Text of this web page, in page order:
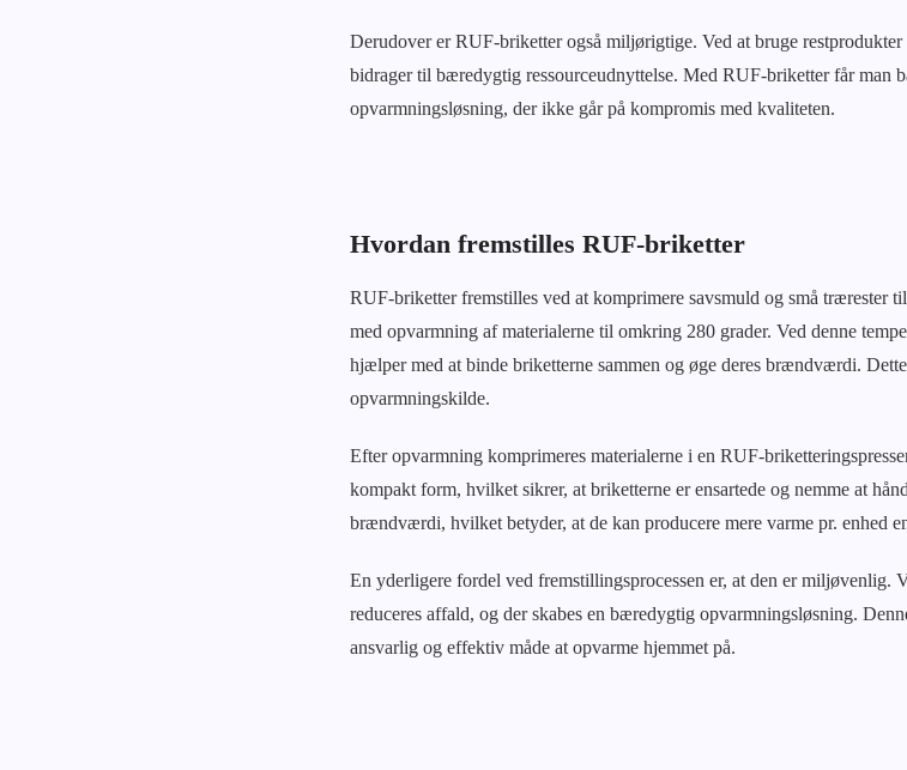
Derudover er RUF-briketter også miljørigtige. Ved at bruge
bidrager til bæredygtig ressourceudnyttelse. Med RUF-briketter får man
opvarmningsløsning, der ikke går på kompromis med kvaliteten.
Hvordan fremstilles RUF-briketter
RUF-briketter fremstilles ved at komprimere savsmuld og små trærester
med opvarmning af materialerne til omkring 280 grader. Ved denne
hjælper med at binde briketterne sammen og øge deres brændværdi.
opvarmningskilde.
Efter opvarmning komprimeres materialerne i en RUF-
kompakt form, hvilket sikrer, at briketterne er ensartede og nemme at
brændværdi, hvilket betyder, at de kan producere mere varme pr. enhed
En yderligere fordel ved fremstillingsprocessen er, at den er miljøvenlig.
reduceres affald, og der skabes en bæredygtig opvarmningsløsning.
ansvarlig og effektiv måde at opvarme hjemmet på.